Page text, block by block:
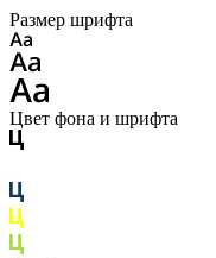
Размер шрифта
Цвет фона и шрифта